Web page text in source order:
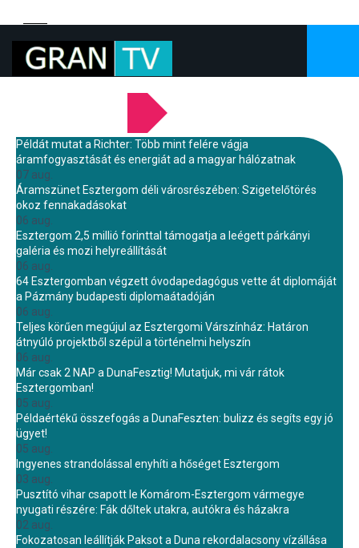
Példát mutat a Richter: Több mint felére vágja
áramfogyasztását és energiát ad a magyar hálózatnak
07 aug.
Áramszünet Esztergom déli városrészében: Szigetelőtörés
okoz fennakadásokat
06 aug.
Esztergom 2,5 millió forinttal támogatja a leégett párkányi
galéria és mozi helyreállítását
06 aug.
64 Esztergomban végzett óvodapedagógus vette át diplomáját
a Pázmány budapesti diplomaátadóján
06 aug.
Teljes körűen megújul az Esztergomi Várszínház: Határon
átnyúló projektből szépül a történelmi helyszín
06 aug.
Már csak 2 NAP a DunaFesztig! Mutatjuk, mi vár rátok
Esztergomban!
05 aug.
Példaértékű összefogás a DunaFeszten: bulizz és segíts egy jó
ügyet!
05 aug.
Ingyenes strandolással enyhíti a hőséget Esztergom
03 aug.
Pusztító vihar csapott le Komárom-Esztergom vármegye
nyugati részére: Fák dőltek utakra, autókra és házakra
02 aug.
Fokozatosan leállítják Paksot a Duna rekordalacsony vízállása